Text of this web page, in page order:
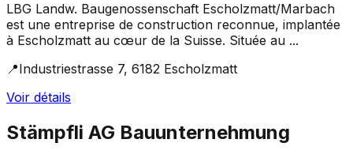
LBG Landw. Baugenossenschaft Escholzmatt/Marbach
est une entreprise de construction reconnue, implantée
à Escholzmatt au cœur de la Suisse. Située au ...
📍Industriestrasse 7, 6182 Escholzmatt
Voir détails
Stämpfli AG Bauunternehmung